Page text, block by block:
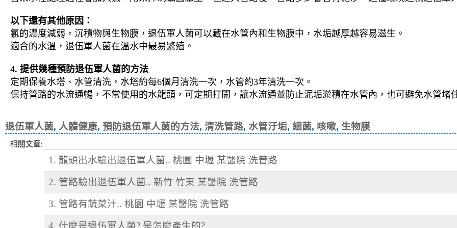
以下還有其他原因：
氯的濃度減弱，沉積物與生物膜，退伍軍人菌可以藏在水管內和生物膜中，水垢越厚越容易滋生。
適合的水溫，退伍軍人菌在溫水中最易繁殖。
4. 提供幾種預防退伍軍人菌的方法
定期保養水塔、水管清洗，水塔約每6個月清洗一次，水管約3年清洗一次。
保持管路的水流通暢，不常使用的水龍頭，可定期打開，讓水流通並防止泥垢淤積在水管內，也可避免水管堵
退伍軍人菌, 人體健康, 預防退伍軍人菌的方法, 清洗管路, 水管汙垢, 細菌, 咳嗽, 生物膜
相關文章:
1. 龍頭出水驗出退伍軍人菌.. 桃園 中壢 某醫院 洗管路
2. 管路驗出退伍軍人菌.. 新竹 竹東 某醫院 洗管路
3. 管路有蔬菜汁.. 桃園 中壢 某醫院 洗管路